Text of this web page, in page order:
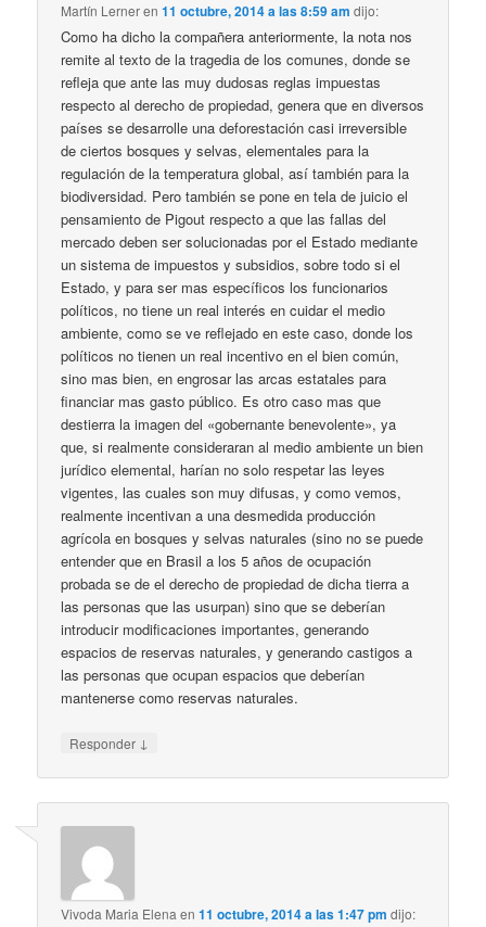
Martín Lerneren11 octubre, 2014 a las 8:59 am dijo:
Como ha dicho la compañera anteriormente, la nota nos
remite al texto de la tragedia de los comunes, donde se
refleja que ante las muy dudosas reglas impuestas
respecto al derecho de propiedad, genera que en diversos
países se desarrolle una deforestación casi irreversible
de ciertos bosques y selvas, elementales para la
regulación de la temperatura global, así también para la
biodiversidad. Pero también se pone en tela de juicio el
pensamiento de Pigout respecto a que las fallas del
mercado deben ser solucionadas por el Estado mediante
un sistema de impuestos y subsidios, sobre todo si el
Estado, y para ser mas específicos los funcionarios
políticos, no tiene un real interés en cuidar el medio
ambiente, como se ve reflejado en este caso, donde los
políticos no tienen un real incentivo en el bien común,
sino mas bien, en engrosar las arcas estatales para
financiar mas gasto público. Es otro caso mas que
destierra la imagen del «gobernante benevolente», ya
que, si realmente consideraran al medio ambiente un bien
jurídico elemental, harían no solo respetar las leyes
vigentes, las cuales son muy difusas, y como vemos,
realmente incentivan a una desmedida producción
agrícola en bosques y selvas naturales (sino no se puede
entender que en Brasil a los 5 años de ocupación
probada se de el derecho de propiedad de dicha tierra a
las personas que las usurpan) sino que se deberían
introducir modificaciones importantes, generando
espacios de reservas naturales, y generando castigos a
las personas que ocupan espacios que deberían
mantenerse como reservas naturales.
Responder ↓
Vivoda Maria Elena en11 octubre, 2014 a las 1:47 pm dijo: